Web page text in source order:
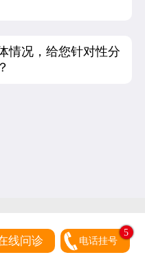
情况，给您针对性分
线问诊 电话挂号
5